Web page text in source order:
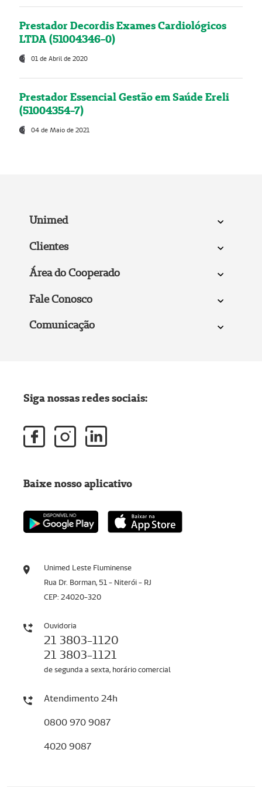
Prestador Decordis Exames Cardiológicos
LTDA (51004346-0)
01 de Abril de 2020
Prestador Essencial Gestão em Saúde Ereli
(51004354-7)
04 de Maio de 2021
Unimed
Clientes
Área do Cooperado
Fale Conosco
Comunicação
Unimed Leste Fluminense
Rua Dr. Borman, 51 - Niterói - RJ
CEP: 24020-320
Ouvidoria
21 3803-1120
21 3803-1121
de segunda a sexta, horário comercial
Atendimento 24h
0800 970 9087
4020 9087
Siga nossas redes sociais:
Baixe nosso aplicativo